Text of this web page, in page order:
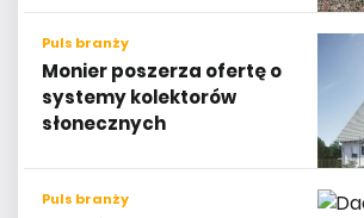
Puls branży
Monier poszerza ofertę o
systemy kolektorów
słonecznych
Puls branży